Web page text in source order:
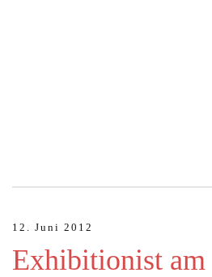
JULI 04, 2026
Hochkarätige Klassikkonzerte im
12. Juni 2012
Exhibitionist am